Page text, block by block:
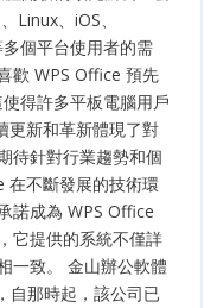
Linux、iOS、
個平台使用者的需
歡 WPS Office 預先
得許多平板電腦用戶
更新和革新體現了對
待針對行業趨勢和個
在不斷發展的技術環
諾成為 WPS Office
它提供的系統不僅詳
一致。 金山辦公軟體
自那時起，該公司已